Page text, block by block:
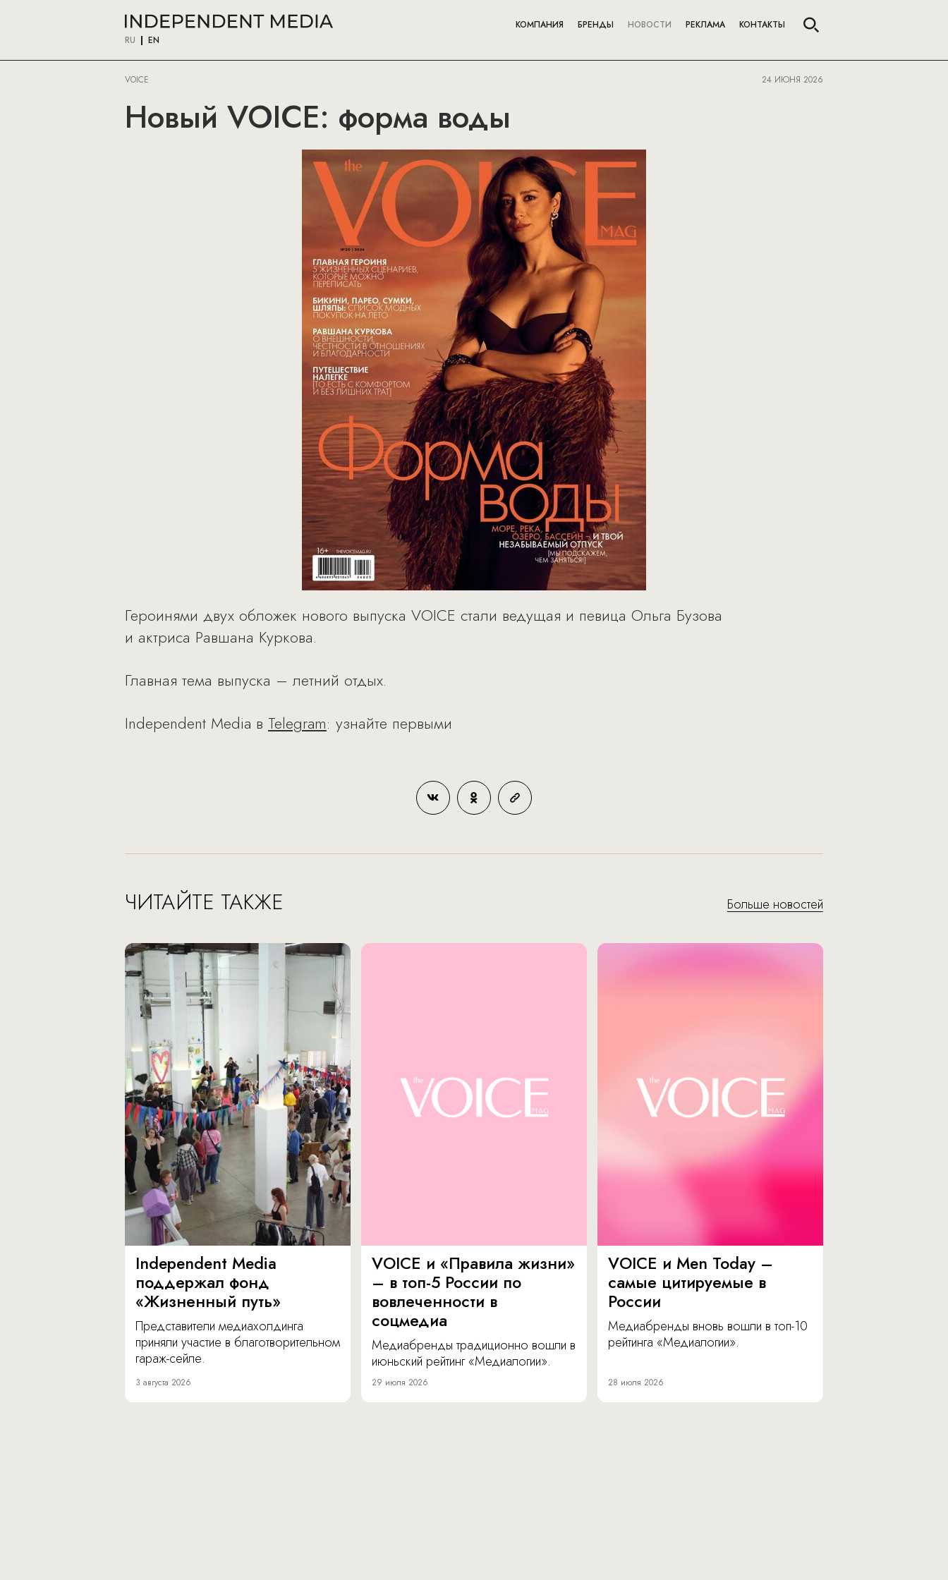
RU EN
КОМПАНИЯ БРЕНДЫ НОВОСТИ РЕКЛАМА КОНТАКТЫ
VOICE 24 ИЮНЯ 2026
Новый VOICE: форма воды
Героинями двух обложек нового выпуска VOICE стали ведущая и певица Ольга Бузова
и актриса Равшана Куркова.
Главная тема выпуска – летний отдых.
Independent Media в Telegram: узнайте первыми
ЧИТАЙТЕ ТАКЖЕ Больше новостей
Independent Media
поддержал фонд
«Жизненный путь»
Представители медиахолдинга
приняли участие в благотворительном
гараж-сейле.
3 августа 2026
VOICE и «Правила жизни»
– в топ-5 России по
вовлеченности в
соцмедиа
Медиабренды традиционно вошли в
июньский рейтинг «Медиалогии».
29 июля 2026
VOICE и Men Today –
самые цитируемые в
России
Медиабренды вновь вошли в топ-10
рейтинга «Медиалогии».
28 июля 2026